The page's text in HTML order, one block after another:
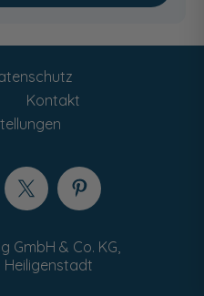
Kontakt
GmbH & Co. KG,
Heiligenstadt